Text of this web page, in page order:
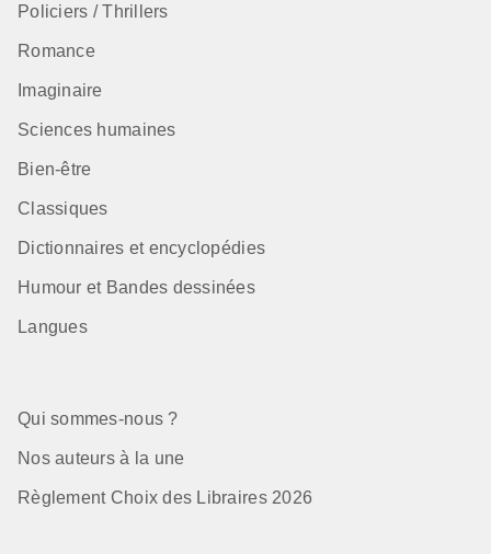
Policiers / Thrillers
Romance
Imaginaire
Sciences humaines
Bien-être
Classiques
Dictionnaires et encyclopédies
Humour et Bandes dessinées
Langues
Qui sommes-nous ?
Nos auteurs à la une
Règlement Choix des Libraires 2026